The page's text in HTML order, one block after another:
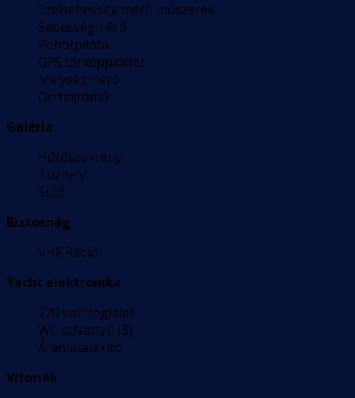
Szélsebesség mérő műszerek
Sebességmérő
Robotpilóta
GPS térképplotter
Mélységmérő
Orrhajtómű
Galéria
Hűtőszekrény
Tűzhely
Sütő
Biztosnág
VHF Rádió,
Yacht elektronika
220 volt foglalat
WC szivattyú (3)
Áramátalakító
Vitorlák